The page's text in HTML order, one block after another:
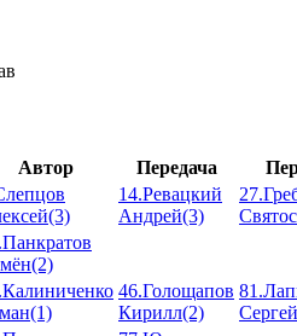
Автор Передача
14.Ревацкий
Андрей(3)
46.Голощапов
Кирилл(2)